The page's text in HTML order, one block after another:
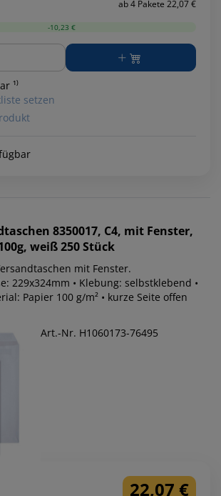
ab 4 Pakete 22,07 €
-10,23 €
¹⁾
setzen
8350017, C4, mit Fenster,
weiß 250 Stück
mit Fenster.
229x324mm • Klebung: selbstklebend •
Papier 100 g/m² • kurze Seite offen
Art.-Nr. H1060173-76495
22,07 €